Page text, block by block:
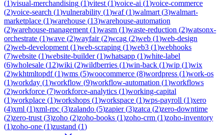
(1)visual-merchandising (1)vitest (1)voice-ai (1)voice-commerce
(2)voice-search (1)vulnerability (1)waf(1)walmart (3)walmart-
marketplace (1)warehouse (13)warehouse-automation
(2)warehouse-management (1)wasm (1)waste-reduction (2)watsonx-
orchestrate (1)wave (2)wayfair(2)wcag (2)web (1)web-design
(2)web-development (1)web-scraping (1)web3 (1)webhooks
(7)website (1)website-builder(1)whatsapp (1)white-label
(6)wholesale (12)wiki (2)wildberries (1)win-back (1)wip (1)wix
(2)wkhtmltopdf(1)wms (5)woocommerce (8)wordpress (1)work-os
(1)workday (1)workflow (9)workflow-automation (1)workflows
(2)workforce (7)workforce-analytics (1)working-capital
(1)workplace (1)workshops (1)workspace (1)wps-payroll (1)xero
(4)xml (1)xml-rpc (3)zalando (5)zapier(3)zatca (2)zero-downtime
(2)zero-trust (3)zoho (2)zoho-books (1)zoho-crm (1)zoho-inventory
(1)zoho-one (1)zustand (1)